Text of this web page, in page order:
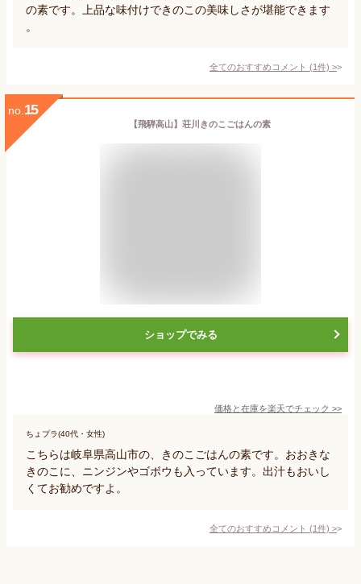
の素です。上品な味付けできのこの美味しさが堪能できます
。
全てのおすすめコメント (1件) >
no. 15
【飛騨高山】荘川きのこごはんの素
ショップでみる
価格と在庫を楽天でチェック >>
ちょプラ(40代・女性)
こちらは岐阜県高山市の、きのこごはんの素です。おおきな
きのこに、ニンジンやゴボウも入っています。出汁もおいし
くてお勧めですよ。
全てのおすすめコメント (1件) >